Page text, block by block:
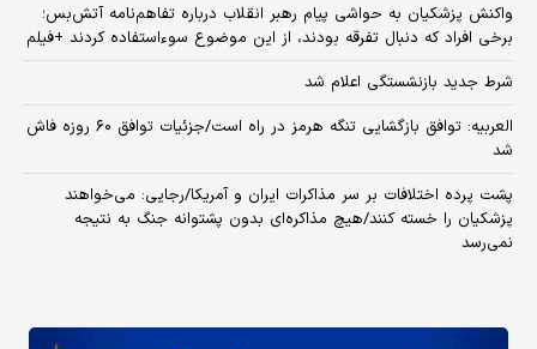
واکنش پزشکیان به حواشی پیام رهبر انقلاب درباره تفاهم‌نامه آتش‌بس؛
برخی افراد که دنبال تفرقه بودند، از این موضوع سوءاستفاده کردند +فیلم
شرط جدید بازنشستگی اعلام شد
العربیه: توافق بازگشایی تنگه هرمز در راه است/جزئیات توافق ۶۰ روزه فاش
شد
پشت پرده اختلافات بر سر مذاکرات ایران و آمریکا/رجایی: می‌خواهند
پزشکیان را خسته کنند/هیچ مذاکره‌ای بدون پشتوانه جنگ به نتیجه
نمی‌رسد